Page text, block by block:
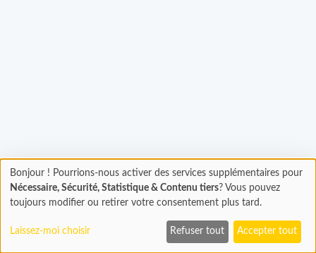
Chargement
En cours...
Bonjour ! Pourrions-nous activer des services supplémentaires pour
Nécessaire, Sécurité, Statistique & Contenu tiers? Vous pouvez
toujours modifier ou retirer votre consentement plus tard.
Laissez-moi choisir Refuser tout Accepter tout